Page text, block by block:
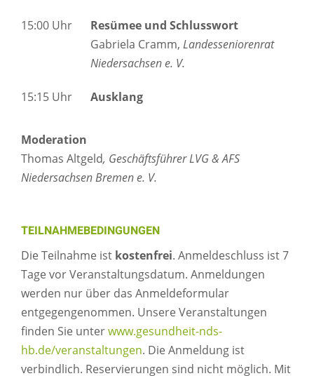
15:00 Uhr
Resümee und Schlusswort
Gabriela Cramm, Landesseniorenrat
Niedersachsen e. V.
15:15 Uhr Ausklang
Moderation
Thomas Altgeld, Geschäftsführer LVG & AFS
Niedersachsen Bremen e. V.
TEILNAHMEBEDINGUNGEN
Die Teilnahme ist kostenfrei. Anmeldeschluss ist 7
Tage vor Veranstaltungsdatum. Anmeldungen
werden nur über das Anmeldeformular
entgegengenommen. Unsere Veranstaltungen
finden Sie unterwww.gesundheit-nds-
hb.de/veranstaltungen. Die Anmeldung ist
verbindlich. Reservierungen sind nicht möglich. Mit